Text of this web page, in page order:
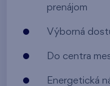
prenájom
Výborná
Do centra
Energetická